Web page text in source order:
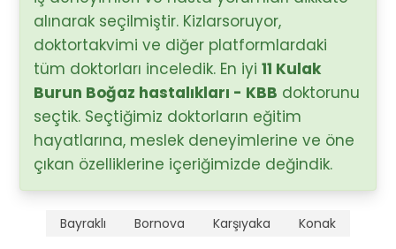
Tüm Doktorlar
Tüm doktorları göster
alınarak seçilmiştir. Kizlarsoruyor,
doktortakvimi ve diğer platformlardaki
tüm doktorları inceledik. En iyi11 Kulak
Burun Boğaz hastalıkları - KBB doktorunu
seçtik. Seçtiğimiz doktorların eğitim
hayatlarına, meslek deneyimlerine ve öne
çıkan özelliklerine içeriğimizde değindik.
Bayraklı Bornova Karşıyaka Konak